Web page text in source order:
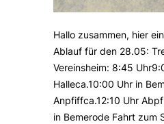
Hallo zusammen, hier
Ablauf für den 28.05:
Vereinsheim: 8:45
Halleca.10:00 Uhr in
Anpfiffca.12:10 Uhr
in Bemerode Fahrt zum